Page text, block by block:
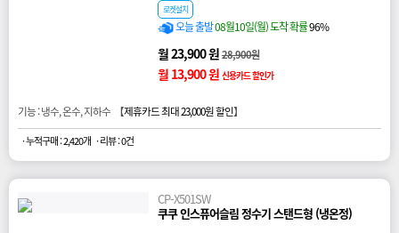
로켓설치
오늘 출발08월10일(월) 도착 확률96%
월 23,900 원28,900원
월 13,900 원 신용카드 할인가
기능 : 냉수, 온수, 지하수 【제휴카드 최대 23,000원 할인】
· 누적구매 : 2,420개 · 리뷰 : 0건
CP-X501SW
쿠쿠 인스퓨어슬림 정수기 스탠드형 (냉온정)